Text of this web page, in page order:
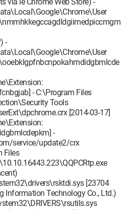
-
- C:\Program Files
Tools
[2014-03-17]
-
service/update2/crx
Files
[23704
Information Technology Co., Ltd.)